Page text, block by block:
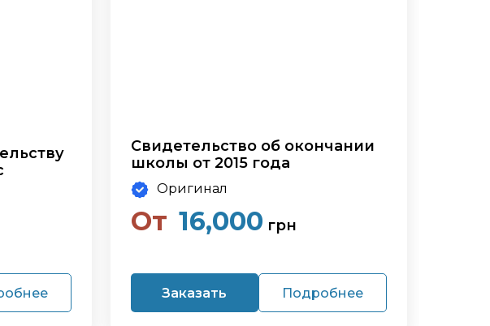
Свидетельство об окончании
школы от 2015 года
Оригинал
От 16,000 грн
Заказать Подробнее